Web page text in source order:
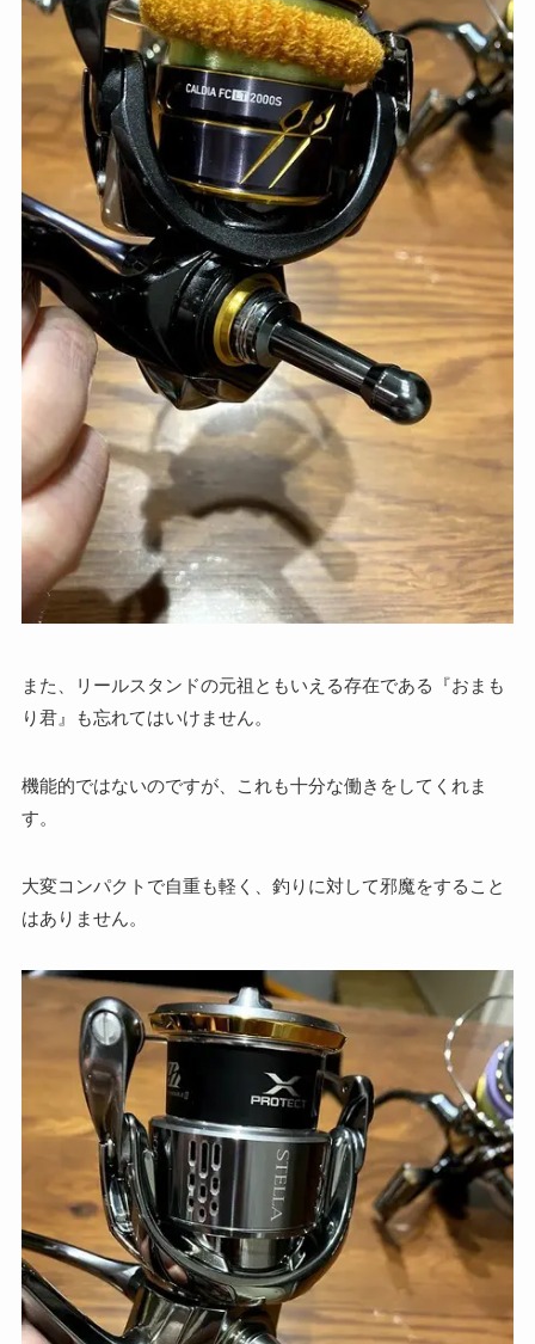
また、リールスタンドの元祖ともいえる存在である『おまも
り君』も忘れてはいけません。
機能的ではないのですが、これも十分な働きをしてくれま
す。
大変コンパクトで自重も軽く、釣りに対して邪魔をすること
はありません。